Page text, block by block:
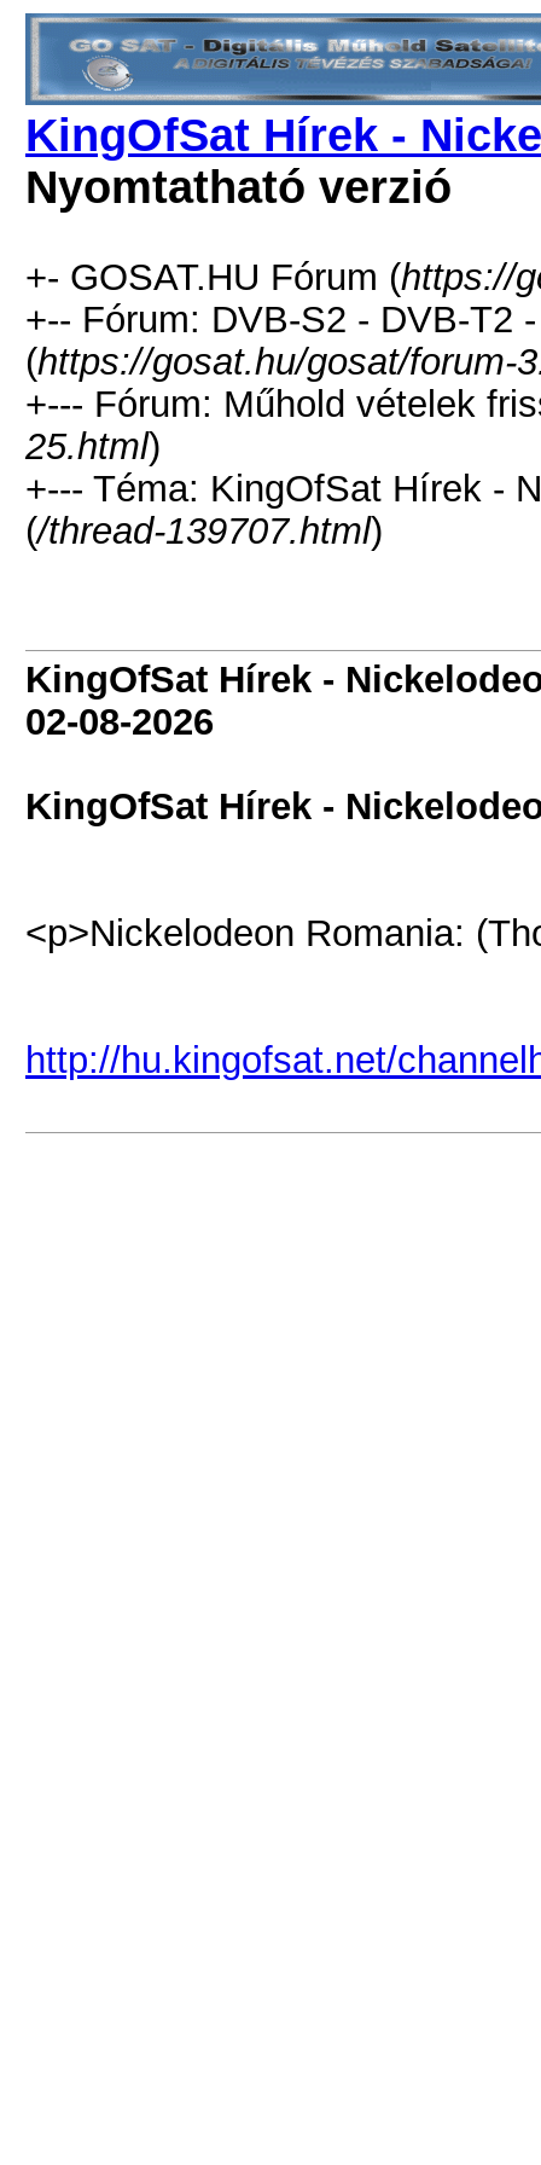
KingOfSat Hírek -
Nyomtatható verzió
+- GOSAT.HU Fórum (https://
+-- Fórum: DVB-S2 - DVB-T2
(https://gosat.hu/gosat/forum-
+--- Fórum: Műhold vételek
25.html)
+--- Téma: KingOfSat Hírek -
(/thread-139707.html)
KingOfSat Hírek -
02-08-2026
KingOfSat Hírek -
<p>Nickelodeon Romania:
http://hu.kingofsat.net/